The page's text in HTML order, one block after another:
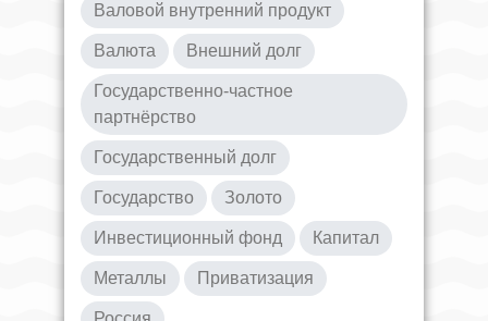
Валовой внутренний продукт
Валюта Внешний долг
Государственно-частное
партнёрство
Государственный долг
Государство Золото
Инвестиционный фонд Капитал
Металлы Приватизация